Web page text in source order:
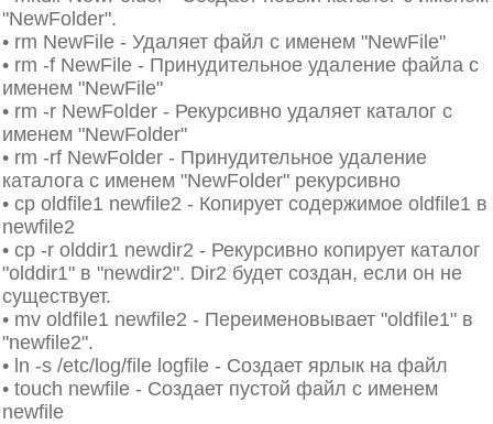
"NewFolder".
• rm NewFile - Удаляет файл с именем "NewFile"
• rm -f NewFile - Принудительное удаление файла с
именем "NewFile"
• rm -r NewFolder - Рекурсивно удаляет каталог с
именем "NewFolder"
• rm -rf NewFolder - Принудительное удаление
каталога с именем "NewFolder" рекурсивно
• cp oldfile1 newfile2 - Копирует содержимое oldfile1 в
newfile2
• cp -r olddir1 newdir2 - Рекурсивно копирует каталог
"olddir1" в "newdir2". Dir2 будет создан, если он не
существует.
• mv oldfile1 newfile2 - Переименовывает "oldfile1" в
"newfile2".
• ln -s /etc/log/file logfile - Создает ярлык на файл
• touch newfile - Создает пустой файл с именем
newfile